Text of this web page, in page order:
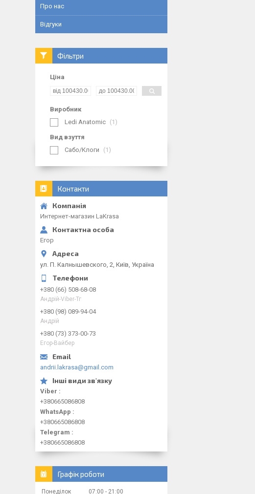
Про нас
Відгуки
Фільтри
Ціна
Виробник
Ledi Anatomic
1
Вид взуття
Сабо/Клоги
1
Контакти
Интернет-магазин LaKrasa
Егор
ул. П. Калнышевского, 2, Київ, Україна
+380 (66) 508-68-08
Андрій-Viber-Тг
+380 (98) 089-94-04
Андрій
+380 (73) 373-00-73
Егор-Вайбер
andrii.lakrasa@gmail.com
Viber
+380665086808
WhatsApp
+380665086808
Telegram
+380665086808
Графік роботи
Понеділок 07:00 21:00